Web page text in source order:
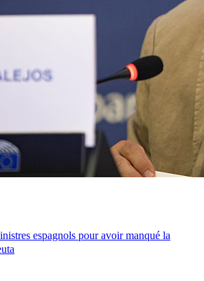
espagnols pour avoir manqué la